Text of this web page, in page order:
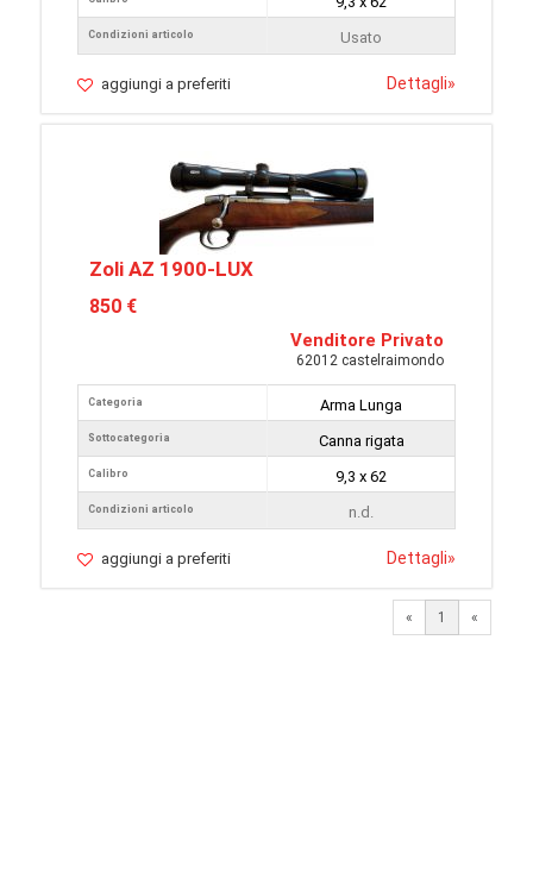
Condizioni articolo
Usato
aggiungi a preferiti Dettagli»
Zoli AZ 1900-LUX
850 €
Venditore Privato
62012 castelraimondo
Categoria
Sottocategoria
Calibro
Condizioni articolo
Arma Lunga
Canna rigata
9,3 x 62
n.d.
aggiungi a preferiti Dettagli»
« 1 «